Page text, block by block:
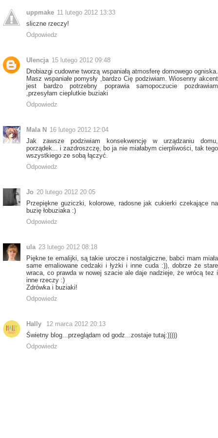
uppmake 11 lutego 2012 13:33
sliczne rzeczy!
Odpowiedz
Ulencja 15 lutego 2012 09:48
Drobiazgi cudowne tworzą wspaniałą atmosferę domowego ogniska.
Masz wspaniałe pomysły ,bardzo Cię podziwiam. Wiosenny akcent
jest bardzo potrzebny poprawia samopoczucie pozdrawiam
,przesyłam cieplutkie buziaki
Odpowiedz
Mala N 16 lutego 2012 12:04
Jak zawsze podziwiam konsekwencję w urządzaniu domu,
porządek... i zazdroszczę, bo ja nie miałabym cierpliwości, tak tego
wszystkiego ze sobą łączyć.
Odpowiedz
Jo 20 lutego 2012 20:05
Przepiękne guziczki, kolorowe, radosne jak cukierki czekające na
buzię łobuziaka :)
Odpowiedz
ula 23 lutego 2012 08:18
Piękne te emalijki, są takie urocze i nostalgiczne, babci mam miała
same emaliowane cedzaki i łyżki i inne cuda :)), dobrze że stare
wraca, co prawda w nowej szacie ale daje nadzieje, że wrócą tez i
inne rzeczy :)
Zdrówka i buziaki!
Odpowiedz
Hally
12 marca 2012 20:13
Świetny blog...przeglądam od godz...zostaje tutaj:)))))
Odpowiedz